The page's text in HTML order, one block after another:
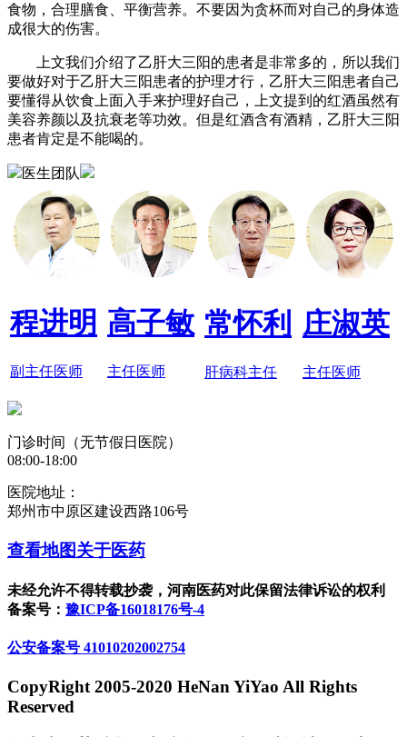
食物，合理膳食、平衡营养。不要因为贪杯而对自己的身体造
成很大的伤害。
上文我们介绍了乙肝大三阳的患者是非常多的，所以我们
要做好对于乙肝大三阳患者的护理才行，乙肝大三阳患者自己
要懂得从饮食上面入手来护理好自己，上文提到的红酒虽然有
美容养颜以及抗衰老等功效。但是红酒含有酒精，乙肝大三阳
患者肯定是不能喝的。
医生团队
程进明
副主任医师
高子敏
主任医师
常怀利
肝病科主任
庄淑英
主任医师
门诊时间（无节假日医院）
08:00-18:00
医院地址：
郑州市中原区建设西路106号
查看地图关于医药
未经允许不得转载抄袭，河南医药对此保留法律诉讼的权利
备案号： 豫ICP备16018176号-4
公安备案号 41010202002754
CopyRight 2005-2020 HeNan YiYao All Rights
Reserved